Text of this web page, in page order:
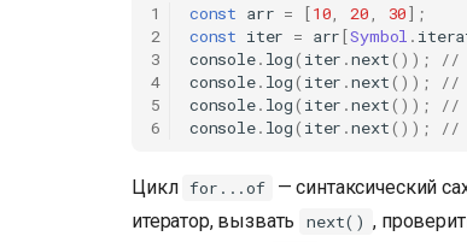
1
2
3
4
5
6
const arr = [10, 20, 30];
const iter = arr[Symbol .
console. log( iter .next());
//
console. log( iter .next());
//
console. log( iter .next());
//
console. log( iter .next()); //
Цикл for...of
— синтаксический
итератор, вызвать
next() ,